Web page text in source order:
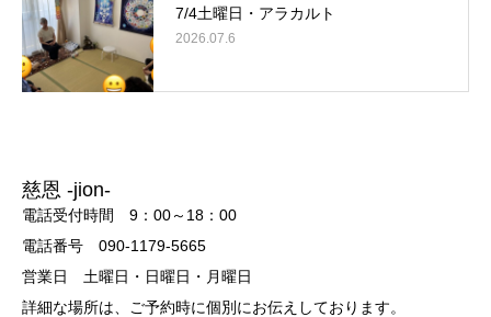
7/4土曜日・アラカルト
2026.07.6
慈恩 -jion-
電話受付時間 9：00～18：00
電話番号 090-1179-5665
営業日 土曜日・日曜日・月曜日
詳細な場所は、ご予約時に個別にお伝えしております。